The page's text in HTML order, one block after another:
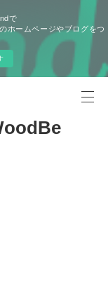
で
ホームページやブログをつ